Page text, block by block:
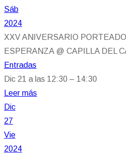
Sáb
2024
XXV ANIVERSARIO
ESPERANZA @ CAPILLA DEL
Entradas
Dic 21 a las 12:30 – 14:30
Leer más
Dic
27
Vie
2024